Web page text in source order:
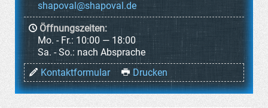
Öffnungszeiten:
Mo. - Fr.: 10:00 — 18:00
Sa. - So.: nach Absprache
Kontaktformular
Drucken